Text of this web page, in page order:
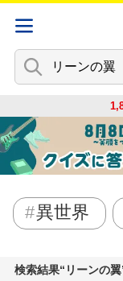
異世界
検索結果 リーンの翼